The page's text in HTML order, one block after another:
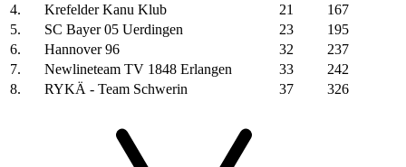
4.
Krefelder Kanu Klub 21
167
5.
SC Bayer 05 Uerdingen 23
195
6.
Hannover 96 32
237
7.
Newlineteam TV 1848 Erlangen 33
242
8.
RYKÄ - Team Schwerin 37 326